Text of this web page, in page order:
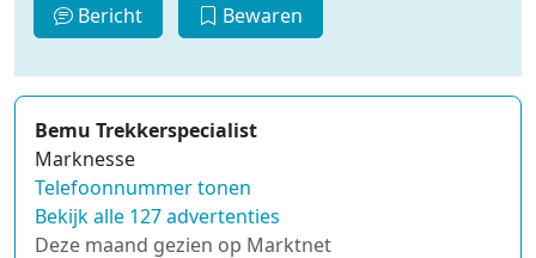
Bericht Bewaren
Bemu Trekkerspecialist
Marknesse
Telefoonnummer tonen
Bekijk alle 127 advertenties
Deze maand gezien op Marktnet